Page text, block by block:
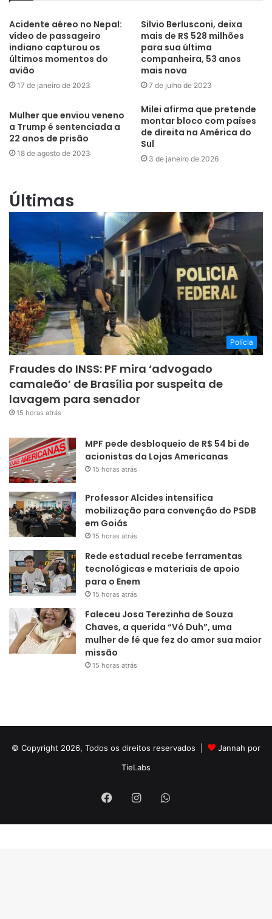
Acidente aéreo no Nepal:
vídeo de passageiro
indiano capturou os
últimos momentos do
avião
17 de janeiro de 2023
Silvio Berlusconi, deixa
mais de R$ 528 milhões
para sua última
companheira, 53 anos
mais nova
7 de julho de 2023
Mulher que enviou veneno
a Trump é sentenciada a
22 anos de prisão
18 de agosto de 2023
Milei afirma que pretende
montar bloco com países
de direita na América do
Sul
3 de janeiro de 2026
Últimas
Polícia
Fraudes do INSS: PF mira ‘advogado
camaleão’ de Brasília por suspeita de
lavagem para senador
15 horas atrás
MPF pede desbloqueio de R$ 54 bi de
acionistas da Lojas Americanas
15 horas atrás
Professor Alcides intensifica
mobilização para convenção do PSDB
em Goiás
15 horas atrás
Rede estadual recebe ferramentas
tecnológicas e materiais de apoio
para o Enem
15 horas atrás
Faleceu Josa Terezinha de Souza
Chaves, a querida “Vó Duh”, uma
mulher de fé que fez do amor sua maior
missão
15 horas atrás
© Copyright 2026, Todos os direitos reservados |
Jannah por
TieLabs
FacebookInstagramWhatsApp